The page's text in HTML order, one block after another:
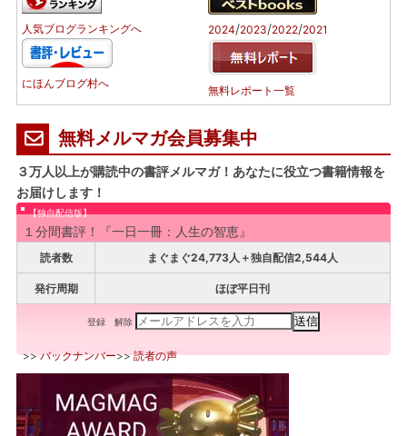
人気ブログランキングへ
にほんブログ村へ
2024/2023/2022/2021
無料レポート一覧
無料メルマガ会員募集中
３万人以上が購読中の書評メルマガ！あなたに役立つ書籍情報を
お届けします！
【独自配信版】
１分間書評！『一日一冊：人生の智恵』
読者数 まぐまぐ24,773人＋独自配信2,544人
発行周期 ほぼ平日刊
登録 解除
>>バックナンバー>>読者の声